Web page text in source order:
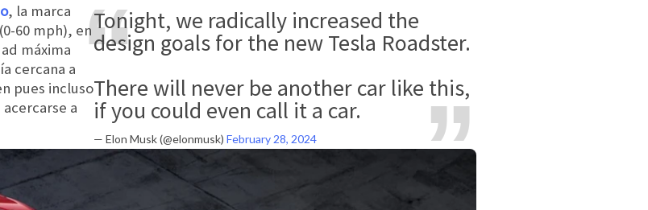
Tonight, we radically increased the
design goals for the new Tesla Roadster.
There will never be another car like this,
if you could even call it a car.
— Elon Musk (@elonmusk) February 28, 2024
, la marca
60 mph), en
máxima
cercana a
pues incluso
a